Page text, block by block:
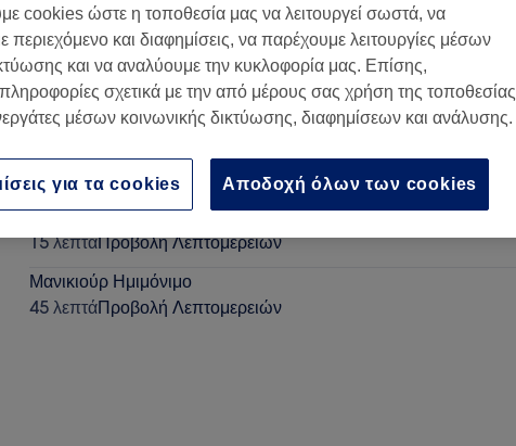
30 λεπτάΠροβολή Λεπτομερειών
Αφαίρεση Ημιμόνιμου Χέρια
15 λεπτάΠροβολή Λεπτομερειών
Μανικιούρ Ημιμόνιμο
45 λεπτάΠροβολή Λεπτομερειών
cookies ώστε η τοποθεσία μας να λειτουργεί σωστά, να
περιεχόμενο και διαφημίσεις, να παρέχουμε λειτουργίες μέσων
και να αναλύουμε την κυκλοφορία μας. Επίσης,
σχετικά με την από μέρους σας χρήση της τοποθεσίας
μέσων κοινωνικής δικτύωσης, διαφημίσεων και ανάλυσης.
Αποδοχή όλων των cookies
για τα cookies